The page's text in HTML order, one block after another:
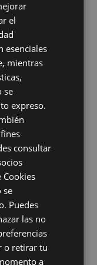
?
y confianza, o
no implica
mismos, sino
y el mensaje que
no solo
más poderosas
es alinear
trabajamos
Y las
claros,
en nuestra
el
esenciales
mientras
se
expreso.
consultar
Cookies
se
Puedes
las no
o retirar tu
a